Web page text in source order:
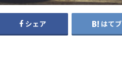
シェア はてブ